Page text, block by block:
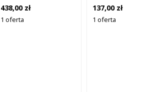
2658EPCE
PROSTOWNICA DO
438,00 zł
1 oferta
137,00 zł
1 oferta